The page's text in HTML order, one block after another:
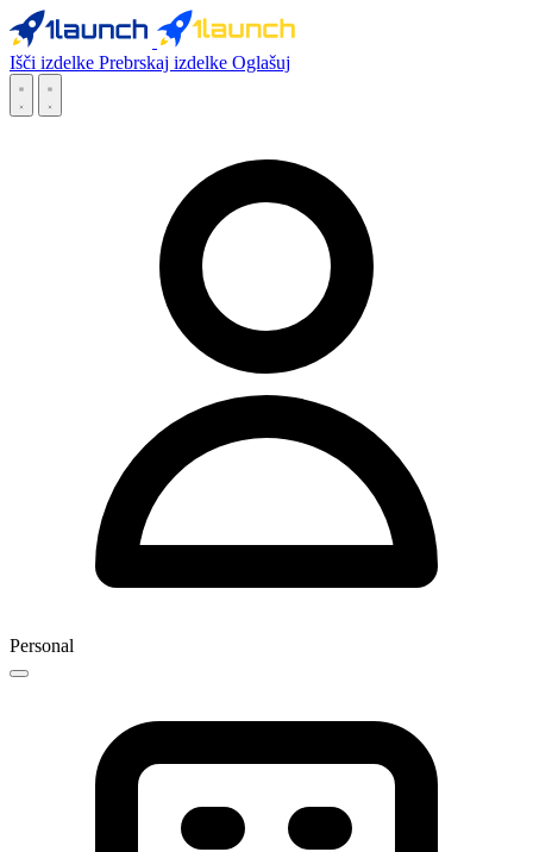
Išči izdelke Prebrskaj izdelke Oglašuj
Personal